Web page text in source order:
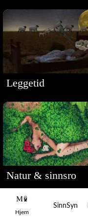
Leggetid
Natur & sinnsro
Hjem
SinnSyn